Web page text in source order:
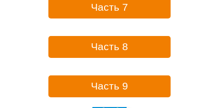
Часть 7
Часть 8
Часть 9